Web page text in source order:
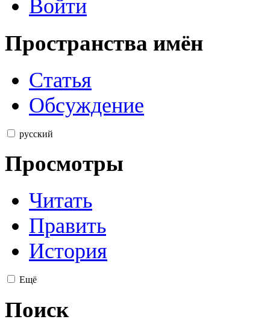
Войти
Пространства имён
Статья
Обсуждение
русский
Просмотры
Читать
Править
История
Ещё
Поиск